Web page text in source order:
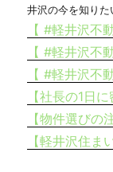
井沢の今を知りた
【 #軽井沢不
【 #軽井沢不
【 #軽井沢不
【社長の1日
【物件選びの
【軽井沢住ま